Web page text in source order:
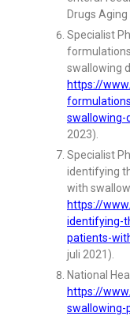
Drugs
Specialist
swallowing
https://
2023).
Specialist
identifying
with
https://
identifying-
patients-
juli 2021).
National
https://
swallowing-